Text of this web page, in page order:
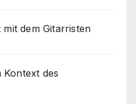
dem Gitarristen
Kontext des